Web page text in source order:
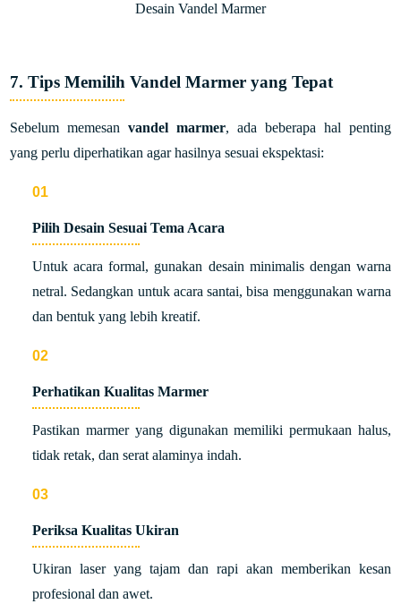
Desain Vandel Marmer
7. Tips Memilih Vandel Marmer yang Tepat
Sebelum memesanvandel marmer, ada beberapa hal penting
yang perlu diperhatikan agar hasilnya sesuai ekspektasi:
Pilih Desain Sesuai Tema Acara
Untuk acara formal, gunakan desain minimalis dengan warna
netral. Sedangkan untuk acara santai, bisa menggunakan warna
dan bentuk yang lebih kreatif.
Perhatikan Kualitas Marmer
Pastikan marmer yang digunakan memiliki permukaan halus,
tidak retak, dan serat alaminya indah.
Periksa Kualitas Ukiran
Ukiran laser yang tajam dan rapi akan memberikan kesan
profesional dan awet.